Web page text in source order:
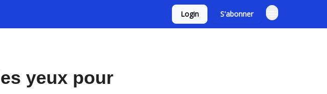
Login S'abonner
yeux pour